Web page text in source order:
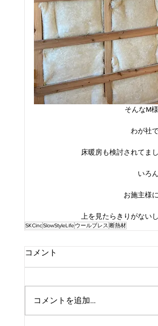
そんなM
わが社
床暖房も検討されてま
いろ
お施主様
上を見たらきりがない
SKCincSlowStyleLife ウールブレス 断熱材
コメント
コメントを追加…